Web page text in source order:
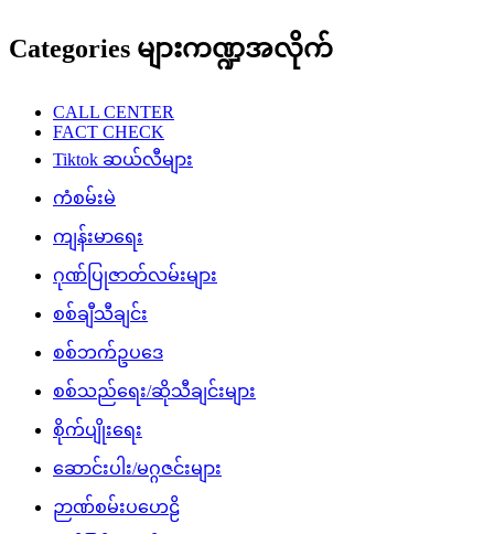
Categories များကဏ္ဍအလိုက်
CALL CENTER
FACT CHECK
Tiktok ဆယ်လီများ
ကံစမ်းမဲ
ကျန်းမာရေး
ဂုဏ်ပြုဇာတ်လမ်းများ
စစ်ချီသီချင်း
စစ်ဘက်ဥပဒေ
စစ်သည်ရေး/ဆိုသီချင်းများ
စိုက်ပျိုးရေး
ဆောင်းပါး/မဂ္ဂဇင်းများ
ဉာဏ်စမ်းပဟေဠိ